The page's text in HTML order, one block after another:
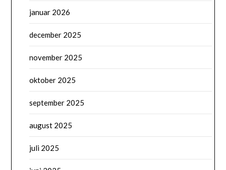
januar 2026
december 2025
november 2025
oktober 2025
september 2025
august 2025
juli 2025